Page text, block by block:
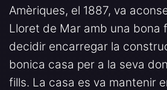
Amèriques, el 1887, va
Lloret de Mar amb una bona
decidir encarregar la
bonica casa per a la seva
fills. La casa es va mantenir